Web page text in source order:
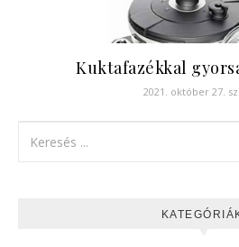
Kuktafazékkal
2021. október 27.